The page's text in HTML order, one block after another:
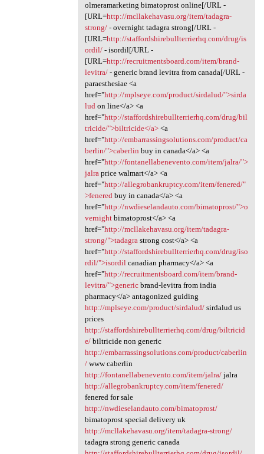
olmeramarketing bimatoprost online[/URL -
[URL=http://mcllakehavasu.org/item/tadagra-
strong/- overnight tadagra strong[/URL -
[URL=http://staffordshirebullterrierhq.com/drug/is
ordil/- isordil[/URL -
[URL=http://recruitmentsboard.com/item/brand-
levitra/- generic brand levitra from canada[/URL -
paraesthesiae <a
href="http://mplseye.com/product/sirdalud/">sirda
ludon line</a> <a
href="http://staffordshirebullterrierhq.com/drug/bil
tricide/">biltricide</a><a
href="http://embarrassingsolutions.com/product/ca
berlin/">caberlin buy in canada</a> <a
href="http://fontanellabenevento.com/item/jalra/">
jalraprice walmart</a> <a
href="http://allegrobankruptcy.com/item/fenered/"
>feneredbuy in canada</a> <a
href="http://nwdieselandauto.com/bimatoprost/">o
vernightbimatoprost</a> <a
href="http://mcllakehavasu.org/item/tadagra-
strong/">tadagrastrong cost</a> <a
href="http://staffordshirebullterrierhq.com/drug/iso
rdil/">isordilcanadian pharmacy</a> <a
href="http://recruitmentsboard.com/item/brand-
levitra/">genericbrand-levitra from india
pharmacy</a> antagonized guiding
http://mplseye.com/product/sirdalud/sirdalud us
prices
http://staffordshirebullterrierhq.com/drug/biltricid
e/biltricide non generic
http://embarrassingsolutions.com/product/caberlin
/www caberlin
http://fontanellabenevento.com/item/jalra/jalra
http://allegrobankruptcy.com/item/fenered/
fenered for sale
http://nwdieselandauto.com/bimatoprost/
bimatoprost special delivery uk
http://mcllakehavasu.org/item/tadagra-strong/
tadagra strong generic canada